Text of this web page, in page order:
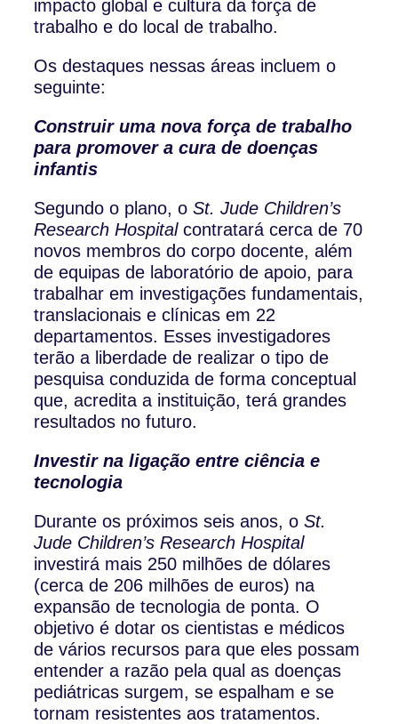
impacto global e cultura da força de
trabalho e do local de trabalho.
Os destaques nessas áreas incluem o
seguinte:
Construir uma nova força de trabalho
para promover a cura de doenças
infantis
Segundo o plano, oSt. Jude Children’s
Research Hospitalcontratará cerca de 70
novos membros do corpo docente, além
de equipas de laboratório de apoio, para
trabalhar em investigações fundamentais,
translacionais e clínicas em 22
departamentos. Esses investigadores
terão a liberdade de realizar o tipo de
pesquisa conduzida de forma conceptual
que, acredita a instituição, terá grandes
resultados no futuro.
Investir na ligação entre ciência e
tecnologia
Durante os próximos seis anos, oSt.
Jude Children’s Research Hospital
investirá mais 250 milhões de dólares
(cerca de 206 milhões de euros) na
expansão de tecnologia de ponta. O
objetivo é dotar os cientistas e médicos
de vários recursos para que eles possam
entender a razão pela qual as doenças
pediátricas surgem, se espalham e se
tornam resistentes aos tratamentos.